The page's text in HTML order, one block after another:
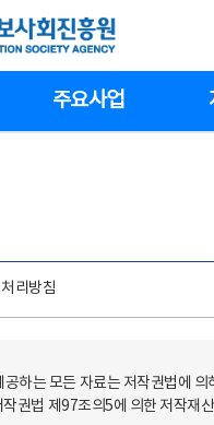
주요사업
리방침
하는 모든 자료는 저작권법에
권법 제97조의5에 의한 저작재